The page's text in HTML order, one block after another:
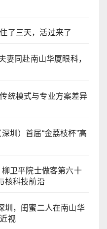
了三天，活过来了
同赴南山华厦眼科，
统模式与专业方案差异
圳）首届“金荔枝杯”高
卫平院士做客第六十
核科技前沿
圳，闺蜜二人在南山华
视